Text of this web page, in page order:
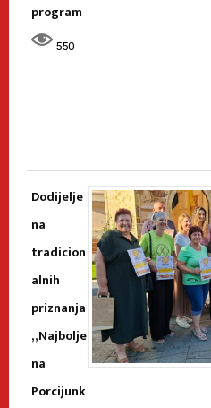
program
550
Dodijelje
na
tradicion
alnih
priznanja
„Najbolje
na
Porcijunk